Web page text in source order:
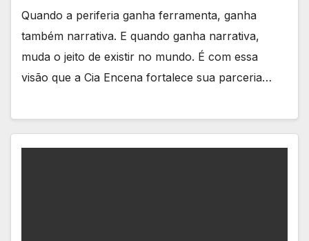
Quando a periferia ganha ferramenta, ganha
também narrativa. E quando ganha narrativa,
muda o jeito de existir no mundo. É com essa
visão que a Cia Encena fortalece sua parceria…